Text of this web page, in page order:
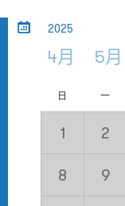
2025
4月 5月
日 一
1 2
8 9